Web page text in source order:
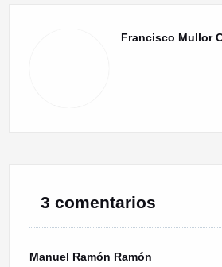
Francisco Mullor
3 comentarios
Manuel Ramón Ramón